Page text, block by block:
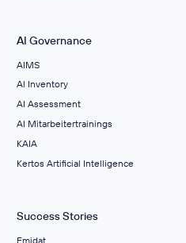
AI Governance
AIMS
Al Inventory
AI Assessment
AI Mitarbeitertrainings
KAIA
Kertos Artificial Intelligence
Success Stories
Emidat